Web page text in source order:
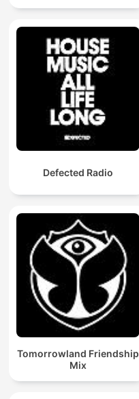
Defected Radio
Tomorrowland Friendship
Mix